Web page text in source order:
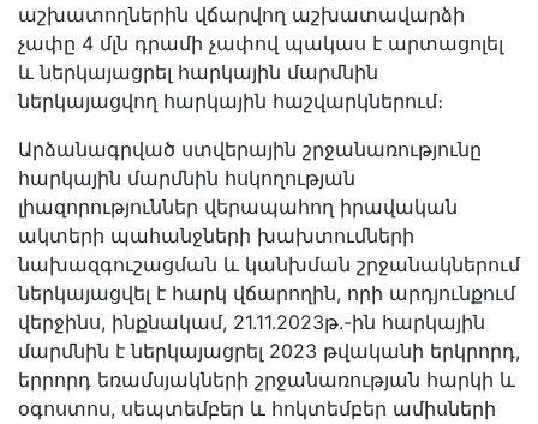
աշխատողներին վճարվող աշխատավարձի
չափը 4 մլն դրամի չափով պակաս է արտացոլել
և ներկայացրել հարկային մարմնին
ներկայացվող հարկային հաշվարկներում։
Արձանագրված ստվերային շրջանառությունը
հարկային մարմնին հսկողության
լիազորություններ վերապահող իրավական
ակտերի պահանջների խախտումների
նախազգուշացման և կանխման շրջանակներում
ներկայացվել է հարկ վճարողին, որի արդյունքում
վերջինս, ինքնակամ, 21.11.2023թ.-ին հարկային
մարմնին է ներկայացրել 2023 թվականի երկրորդ,
երրորդ եռամսյակների շրջանառության հարկի և
օգոստոս, սեպտեմբեր և հոկտեմբեր ամիսների